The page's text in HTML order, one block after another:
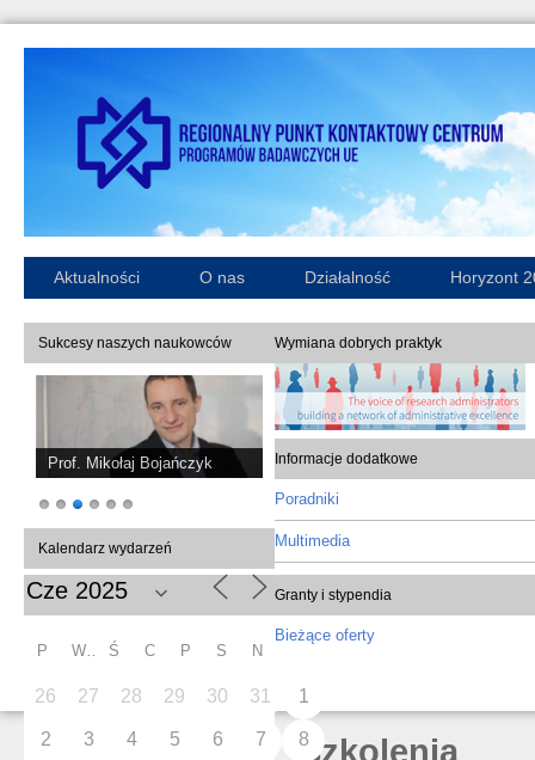
Aktualności O nas Działalność Horyzont
Sukcesy naszych naukowców
Prof. Piotr Sankowski
Kalendarz wydarzeń
P Ś C P S N
26 27 28 29 30 31 1
2 3 4 5 6 7 8
Wymiana dobrych praktyk
Informacje dodatkowe
Poradniki
Multimedia
Granty i stypendia
Bieżące oferty
Szkolenia